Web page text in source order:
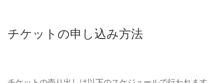
チケットの申し込み方法